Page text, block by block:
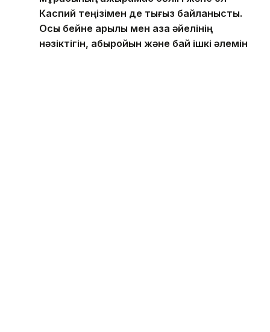
Каспий теңізімен де тығыз байланысты.
Осы бейне арқылы мен қазақ әйелінің
нәзіктігін, абыройын және бай ішкі әлемін